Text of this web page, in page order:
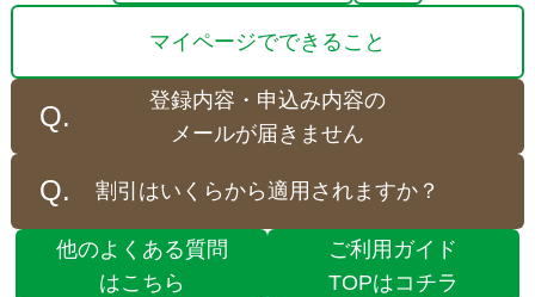
マイページでできること
登録内容・申込み内容の
メールが届きません
割引はいくらから適用されますか？
他のよくある質問
はこちら
ご利用ガイド
TOPはコチラ